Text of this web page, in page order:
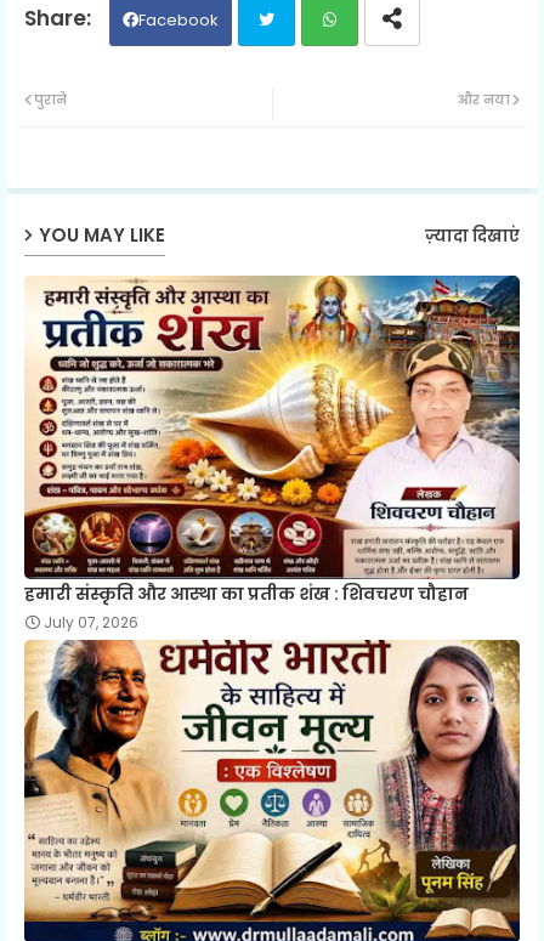
Facebook
ap
और नया
पुराने
YOU MAY LIKE ज़्यादा दिखाएं
हमारी संस्कृति और आस्था का प्रतीक शंख : शिवचरण चौहान
July 07, 2026